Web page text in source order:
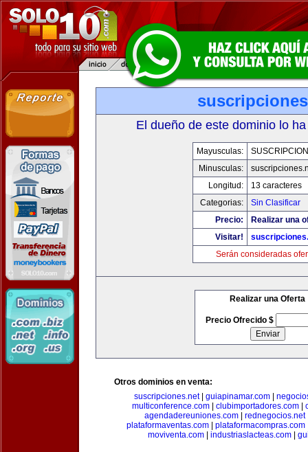
El dueño de este dominio lo
Mayusculas:
Minusculas:
Longitud:
13 caracteres
Categorias:
Sin Clasificar
Precio:
Realizar una
Visitar!
Serán consideradas
Realizar una Oferta
Precio Ofrecido $
Otros dominios en venta:
suscripciones.net| guiapinamar.com
multiconference.com
clubimportadores.com
agendadereuniones.com| rednegocios.net
plataformaventas.com
plataformacompras.com
moviventa.com
industriaslacteas.com